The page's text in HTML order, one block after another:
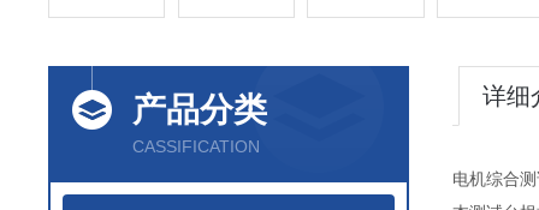
产品分类
CASSIFICATION
详细
电机综合